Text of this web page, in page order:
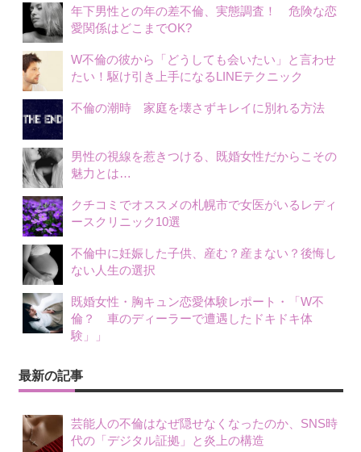
年下男性との年の差不倫、実態調査！ 危険な恋
愛関係はどこまでOK?
W不倫の彼から「どうしても会いたい」と言わせ
たい！駆け引き上手になるLINEテクニック
不倫の潮時 家庭を壊さずキレイに別れる方法
男性の視線を惹きつける、既婚女性だからこその
魅力とは…
クチコミでオススメの札幌市で女医がいるレディ
ースクリニック10選
不倫中に妊娠した子供、産む？産まない？後悔し
ない人生の選択
既婚女性・胸キュン恋愛体験レポート・「W不
倫？ 車のディーラーで遭遇したドキドキ体
験」」
最新の記事
芸能人の不倫はなぜ隠せなくなったのか、SNS時
代の「デジタル証拠」と炎上の構造